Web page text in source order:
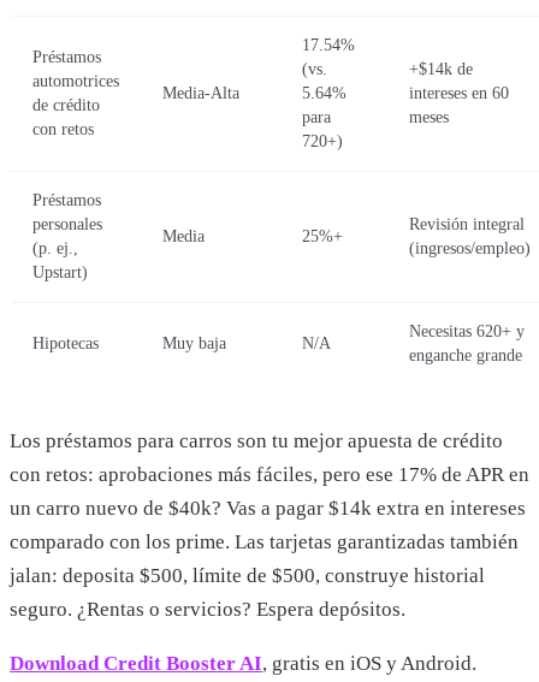
Préstamos
automotrices
de crédito
con retos
Media-Alta
17.54%
(vs.
5.64%
para
720+)
+$14k de
intereses en 60
meses
Préstamos
personales
(p. ej.,
Upstart)
Media 25%+
Revisión integral
(ingresos/empleo)
Hipotecas Muy baja N/A
Necesitas 620+ y
enganche grande
Los préstamos para carros son tu mejor apuesta de crédito
con retos: aprobaciones más fáciles, pero ese 17% de APR en
un carro nuevo de $40k? Vas a pagar $14k extra en intereses
comparado con los prime. Las tarjetas garantizadas también
jalan: deposita $500, límite de $500, construye historial
seguro. ¿Rentas o servicios? Espera depósitos.
Download Credit Booster AI, gratis en iOS y Android.